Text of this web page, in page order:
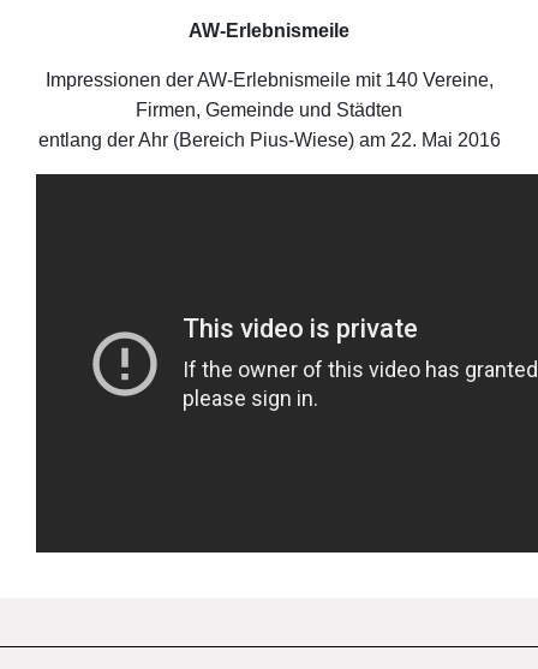
AW-Erlebnismeile
Impressionen der AW-Erlebnismeile mit 140 Vereine,
Firmen, Gemeinde und Städten
entlang der Ahr (Bereich Pius-Wiese) am 22. Mai 2016